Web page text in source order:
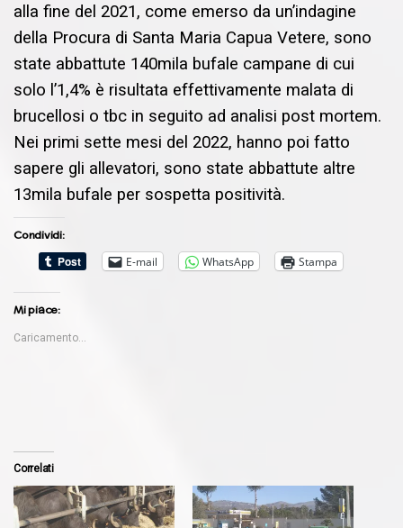
alla fine del 2021, come emerso da un’indagine
della Procura di Santa Maria Capua Vetere, sono
state abbattute 140mila bufale campane di cui
solo l’1,4% è risultata effettivamente malata di
brucellosi o tbc in seguito ad analisi post mortem.
Nei primi sette mesi del 2022, hanno poi fatto
sapere gli allevatori, sono state abbattute altre
13mila bufale per sospetta positività.
Condividi:
E-mail
WhatsApp Stampa
Mi piace:
Caricamento...
Correlati